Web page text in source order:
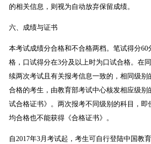
的相关信息，则视为自动放弃保留成绩。
六、成绩与证书
本考试成绩分合格和不合格两档。笔试得分60
格，口试得分在3分及以上时为口试合格。在
续两次考试且有关报考信息一致的，相同级别
合格的考生，由教育部考试中心核发相应级别
试合格证书》。两次报考不同级别的科目，即
均合格也不能获得《合格证书》。
自2017年3月考试起，考生可自行登陆中国教